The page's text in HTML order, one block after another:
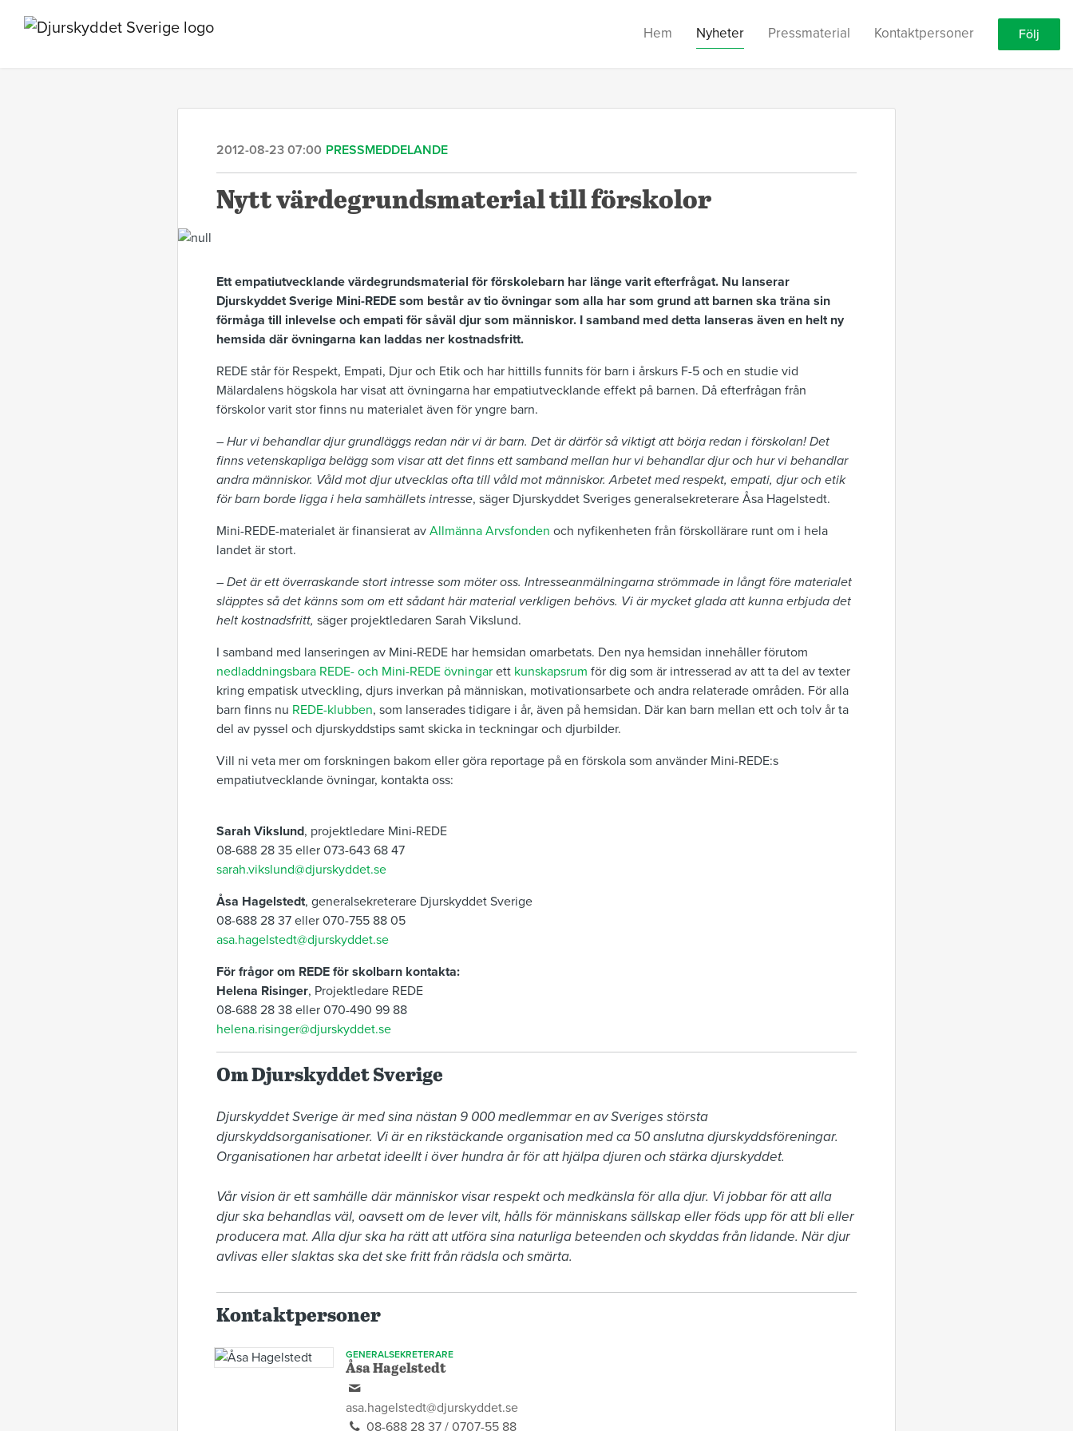
Hem Nyheter Pressmaterial Kontaktpersoner Följ
2012-08-23 07:00 PRESSMEDDELANDE
Nytt värdegrundsmaterial till förskolor
Ett empatiutvecklande värdegrundsmaterial för förskolebarn har länge varit efterfrågat. Nu lanserar
Djurskyddet Sverige Mini-REDE som består av tio övningar som alla har som grund att barnen ska träna sin
förmåga till inlevelse och empati för såväl djur som människor. I samband med detta lanseras även en helt ny
hemsida där övningarna kan laddas ner kostnadsfritt.
REDE står för Respekt, Empati, Djur och Etik och har hittills funnits för barn i årskurs F-5 och en studie vid
Mälardalens högskola har visat att övningarna har empatiutvecklande effekt på barnen. Då efterfrågan från
förskolor varit stor finns nu materialet även för yngre barn.
– Hur vi behandlar djur grundläggs redan när vi är barn. Det är därför så viktigt att börja redan i förskolan! Det
finns vetenskapliga belägg som visar att det finns ett samband mellan hur vi behandlar djur och hur vi behandlar
andra människor. Våld mot djur utvecklas ofta till våld mot människor. Arbetet med respekt, empati, djur och etik
för barn borde ligga i hela samhällets intresse, säger Djurskyddet Sveriges generalsekreterare Åsa Hagelstedt.
Mini-REDE-materialet är finansierat av Allmänna Arvsfonden och nyfikenheten från förskollärare runt om i hela
landet är stort.
– Det är ett överraskande stort intresse som möter oss. Intresseanmälningarna strömmade in långt före materialet
släpptes så det känns som om ett sådant här material verkligen behövs. Vi är mycket glada att kunna erbjuda det
helt kostnadsfritt, säger projektledaren Sarah Vikslund.
I samband med lanseringen av Mini-REDE har hemsidan omarbetats. Den nya hemsidan innehåller förutom
nedladdningsbara REDE- och Mini-REDE övningar ett kunskapsrum för dig som är intresserad av att ta del av texter
kring empatisk utveckling, djurs inverkan på människan, motivationsarbete och andra relaterade områden. För alla
barn finns nu REDE-klubben, som lanserades tidigare i år, även på hemsidan. Där kan barn mellan ett och tolv år ta
del av pyssel och djurskyddstips samt skicka in teckningar och djurbilder.
Vill ni veta mer om forskningen bakom eller göra reportage på en förskola som använder Mini-REDE:s
empatiutvecklande övningar, kontakta oss:
Sarah Vikslund, projektledare Mini-REDE
08-688 28 35 eller 073-643 68 47
sarah.vikslund@djurskyddet.se
Åsa Hagelstedt, generalsekreterare Djurskyddet Sverige
08-688 28 37 eller 070-755 88 05
asa.hagelstedt@djurskyddet.se
För frågor om REDE för skolbarn kontakta:
Helena Risinger, Projektledare REDE
08-688 28 38 eller 070-490 99 88
helena.risinger@djurskyddet.se
Om Djurskyddet Sverige
Djurskyddet Sverige är med sina nästan 9 000 medlemmar en av Sveriges största
djurskyddsorganisationer. Vi är en rikstäckande organisation med ca 50 anslutna djurskyddsföreningar.
Organisationen har arbetat ideellt i över hundra år för att hjälpa djuren och stärka djurskyddet.
Vår vision är ett samhälle där människor visar respekt och medkänsla för alla djur. Vi jobbar för att alla
djur ska behandlas väl, oavsett om de lever vilt, hålls för människans sällskap eller föds upp för att bli eller
producera mat. Alla djur ska ha rätt att utföra sina naturliga beteenden och skyddas från lidande. När djur
avlivas eller slaktas ska det ske fritt från rädsla och smärta.
Kontaktpersoner
GENERALSEKRETERARE
Åsa Hagelstedt
asa.hagelstedt@djurskyddet.se
08-688 28 37 / 0707-55 88